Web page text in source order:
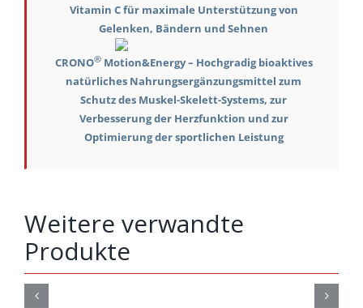
Vitamin C für maximale Unterstützung von
Gelenken, Bändern und Sehnen
CRONO®Motion&Energy – Hochgradig bioaktives
natürliches Nahrungsergänzungsmittel zum
Schutz des Muskel-Skelett-Systems, zur
Verbesserung der Herzfunktion und zur
Optimierung der sportlichen Leistung
Weitere verwandte
Produkte